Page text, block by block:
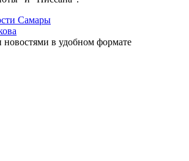
в колонию за похищение телефона и
на сапборде, которых унесло от
Самары
в удобном формате